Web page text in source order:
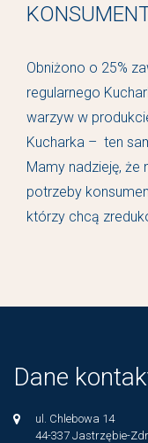
Obniżono o 25%
regularnego
warzyw w
Kucharka – ten
Mamy nadzieję, że
potrzeby
którzy chcą
Dane
ul. Chlebowa 14
44-337 Jastrzębie-